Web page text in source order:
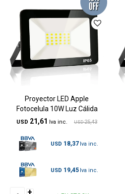
Proyector LED Apple
Fotocelula 10W Luz Cálida
USD 21,61 USD 25,43
USD 18,37
USD 19,45
+